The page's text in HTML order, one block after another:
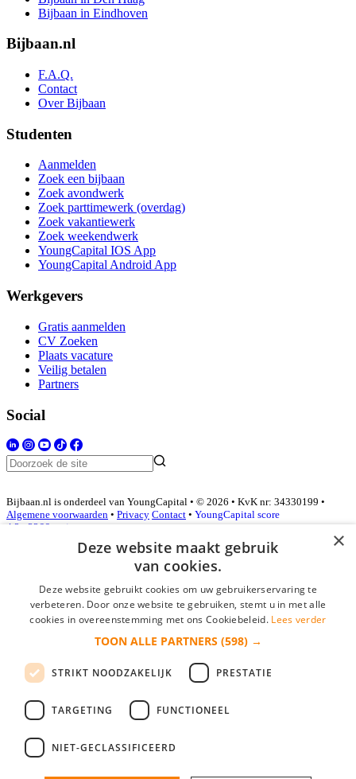
Bijbaan in Eindhoven
Bijbaan.nl
F.A.Q.
Contact
Over Bijbaan
Studenten
Aanmelden
Zoek een bijbaan
Zoek avondwerk
Zoek parttimewerk (overdag)
Zoek vakantiewerk
Zoek weekendwerk
YoungCapital IOS App
YoungCapital Android App
Werkgevers
Gratis aanmelden
CV Zoeken
Plaats vacature
Veilig betalen
Partners
Social
Bijbaan.nl is onderdeel van YoungCapital • © 2026 • KvK nr: 34330199 •
Algemene voorwaarden • Privacy Contact • YoungCapital score
4.3 - 3366 reviews
Inloggen als bedrijf
*
login gegevens onthouden
login
Bedrijf aanmelden
×
Deze website maakt gebruik
van cookies.
Deze website gebruikt cookies om uw gebruikerservaring te
verbeteren. Door onze website te gebruiken, stemt u in met alle
cookies in overeenstemming met ons Cookiebeleid. Lees verder
TOON ALLE PARTNERS (598) →
STRIKT NOODZAKELIJK PRESTATIE
TARGETING FUNCTIONEEL
NIET-GECLASSIFICEERD